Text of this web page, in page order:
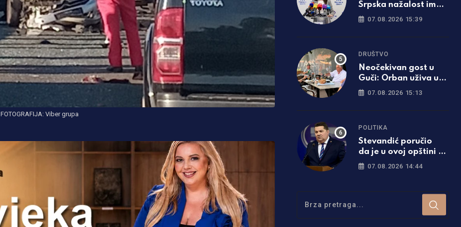
FOTOGRAFIJA: Viber grupa
Srpska nažalost ima
gore pokazatelje od
07.08.2026 15:39
DRUŠTVO
Neočekivan gost u
Guči: Orban uživa uz
trube i pečenje
07.08.2026 15:13
POLITIKA
Stevandić poručio
da je u ovoj opštini tri
puta više prvačića
07.08.2026 14:44